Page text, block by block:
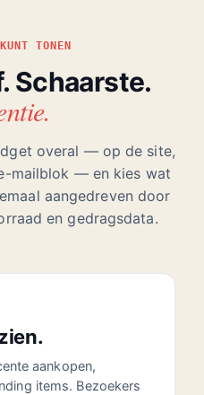
TONEN
Schaarste.
overal — op de site,
mailblok — en kies wat
aangedreven door
en gedragsdata.
aankopen,
items. Bezoekers